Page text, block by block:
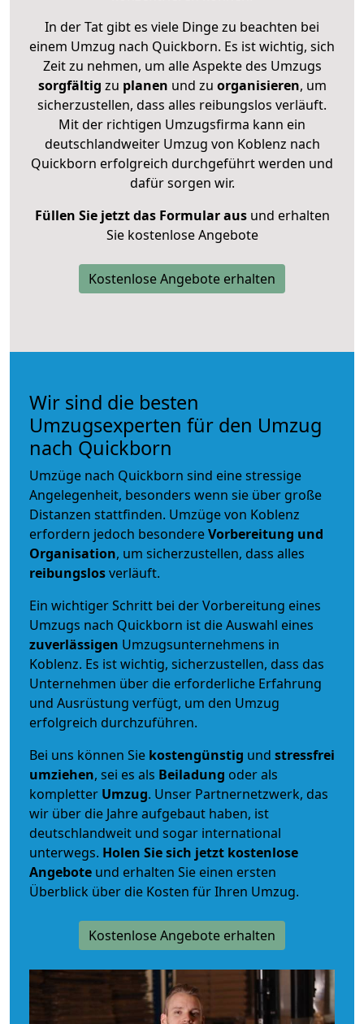
In der Tat gibt es viele Dinge zu beachten bei
einem Umzug nach Quickborn. Es ist wichtig, sich
Zeit zu nehmen, um alle Aspekte des Umzugs
sorgfältig zu planen und zu organisieren, um
sicherzustellen, dass alles reibungslos verläuft.
Mit der richtigen Umzugsfirma kann ein
deutschlandweiter Umzug von Koblenz nach
Quickborn erfolgreich durchgeführt werden und
dafür sorgen wir.
Füllen Sie jetzt das Formular ausund erhalten
Sie kostenlose Angebote
Kostenlose Angebote erhalten
Wir sind die besten
Umzugsexperten für den Umzug
nach Quickborn
Umzüge nach Quickborn sind eine stressige
Angelegenheit, besonders wenn sie über große
Distanzen stattfinden. Umzüge von Koblenz
erfordern jedoch besondereVorbereitung und
Organisation, um sicherzustellen, dass alles
reibungslosverläuft.
Ein wichtiger Schritt bei der Vorbereitung eines
Umzugs nach Quickborn ist die Auswahl eines
zuverlässigen Umzugsunternehmens in
Koblenz. Es ist wichtig, sicherzustellen, dass das
Unternehmen über die erforderliche Erfahrung
und Ausrüstung verfügt, um den Umzug
erfolgreich durchzuführen.
Bei uns können Sie kostengünstig und stressfrei
umziehen, sei es als Beiladung oder als
kompletter Umzug. Unser Partnernetzwerk, das
wir über die Jahre aufgebaut haben, ist
deutschlandweit und sogar international
unterwegs. Holen Sie sich jetzt kostenlose
Angebote und erhalten Sie einen ersten
Überblick über die Kosten für Ihren Umzug.
Kostenlose Angebote erhalten